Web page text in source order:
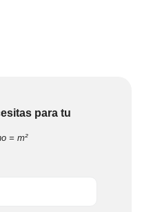
para tu
= m²